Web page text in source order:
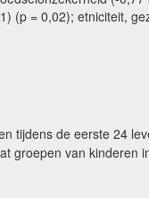
(p = 0,02); etniciteit,
tijdens de eerste 24
groepen van kinderen